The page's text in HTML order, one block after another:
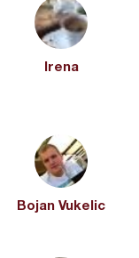
Irena
Bojan Vukelic